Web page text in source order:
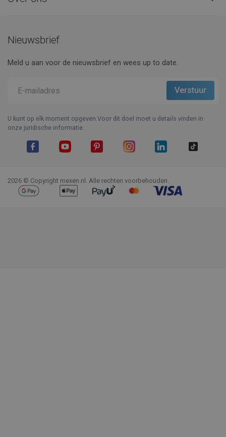
Nieuwsbrief
Meld u aan voor de nieuwsbrief en wees up to date.
U kunt op elk moment opgeven.Voor dit doel moet u details vinden in
onze juridische informatie.
2026 © Copyright mexen.nl. Alle rechten voorbehouden.